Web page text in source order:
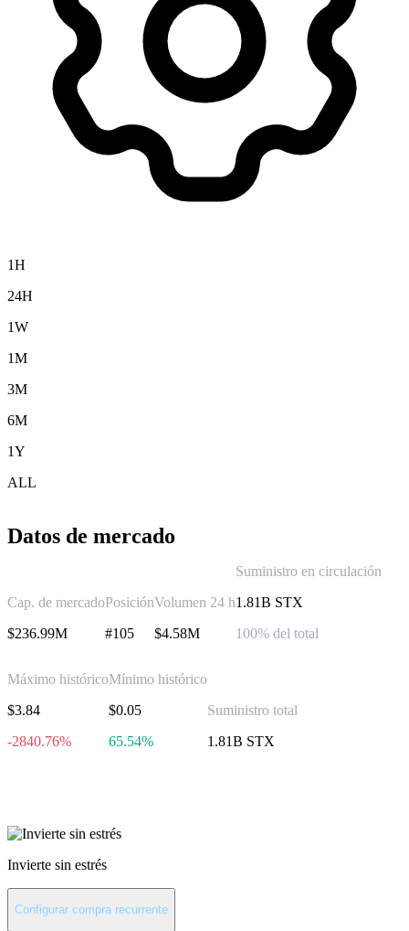
1H
24H
1W
1M
3M
6M
1Y
ALL
Datos de mercado
Cap. de mercado
$236.99M
Posición
#105
Volumen 24 h
$4.58M
Suministro en circulación
1.81B STX
100% del total
Máximo histórico
$3.84
-2840.76%
Mínimo histórico
$0.05
65.54%
Suministro total
1.81B STX
Invierte sin estrés
Configurar compra recurrente